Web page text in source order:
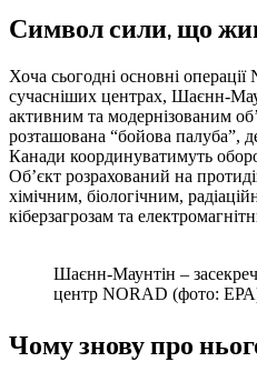
Символ сили, що
Хоча сьогодні основні
сучасніших центрах, Шаєнн-
активним та модернізованим
розташована “бойова палуба”,
Канади координуватимуть
Об’єкт розрахований на
хімічним, біологічним,
кіберзагрозам та
Шаєнн-Маунтін –
центр NORAD (фото:
Чому знову про